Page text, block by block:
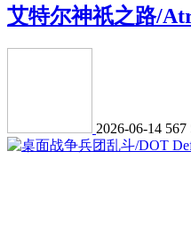
艾特尔神祇之路/
2026-06-14 567